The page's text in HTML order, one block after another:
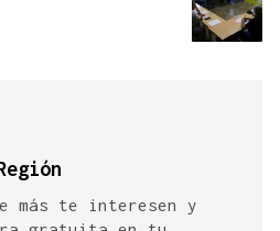
más te interesen y